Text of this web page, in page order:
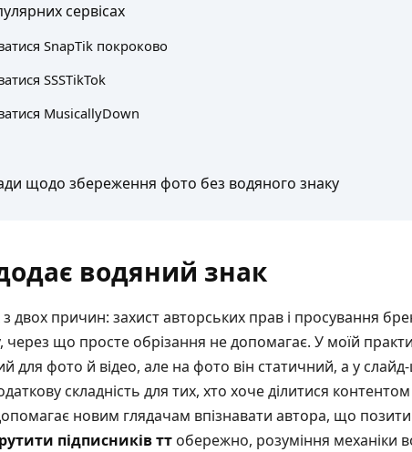
сервісах
SnapTik покроково
SSSTikTok
MusicallyDown
щодо збереження фото без водяного знаку
водяний знак
двох причин: захист авторських прав і просування
через що просте обрізання не допомагає. У моїй
для фото й відео, але на фото він статичний, а у
складність для тих, хто хоче ділитися
новим глядачам впізнавати автора, що
підписників тт обережно, розуміння механіки